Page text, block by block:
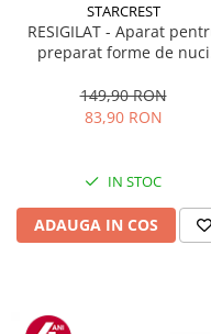
STARCREST
RESIGILAT - Aparat
preparat forme de nuci
forme, 1400W, Indicator
luminos, Placi
149,90 RON
83,90 RON
IN STOC
ADAUGA IN COS